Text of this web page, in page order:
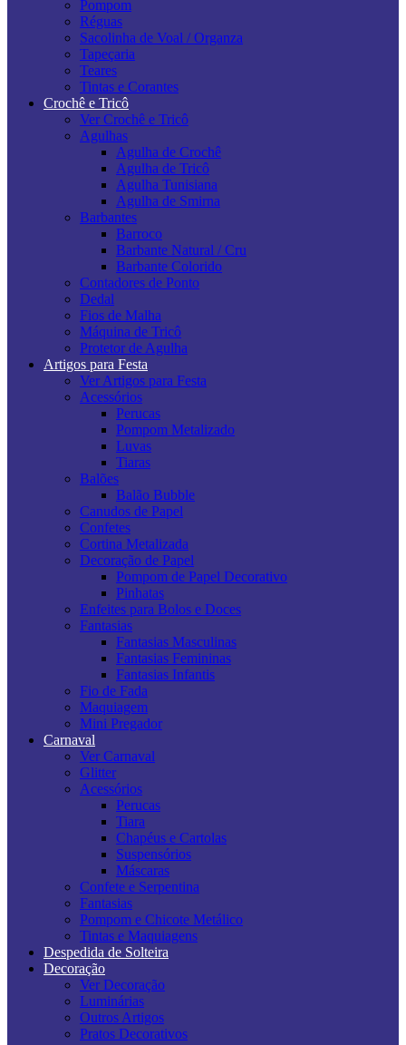
Pompom
Réguas
Sacolinha de Voal / Organza
Tapeçaria
Teares
Tintas e Corantes
Crochê e Tricô
Ver Crochê e Tricô
Agulhas
Agulha de Crochê
Agulha de Tricô
Agulha Tunisiana
Agulha de Smirna
Barbantes
Barroco
Barbante Natural / Cru
Barbante Colorido
Contadores de Ponto
Dedal
Fios de Malha
Máquina de Tricô
Protetor de Agulha
Artigos para Festa
Ver Artigos para Festa
Acessórios
Perucas
Pompom Metalizado
Luvas
Tiaras
Balões
Balão Bubble
Canudos de Papel
Confetes
Cortina Metalizada
Decoração de Papel
Pompom de Papel Decorativo
Pinhatas
Enfeites para Bolos e Doces
Fantasias
Fantasias Masculinas
Fantasias Femininas
Fantasias Infantis
Fio de Fada
Maquiagem
Mini Pregador
Carnaval
Ver Carnaval
Glitter
Acessórios
Perucas
Tiara
Chapéus e Cartolas
Suspensórios
Máscaras
Confete e Serpentina
Fantasias
Pompom e Chicote Metálico
Tintas e Maquiagens
Despedida de Solteira
Decoração
Ver Decoração
Luminárias
Outros Artigos
Pratos Decorativos